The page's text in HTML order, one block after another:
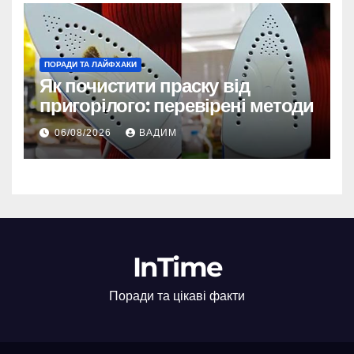
ПОРАДИ ТА ЛАЙФХАКИ
Як почистити праску від
пригорілого: перевірені методи
06/08/2026 ВАДИМ
InTime
Поради та цікаві факти